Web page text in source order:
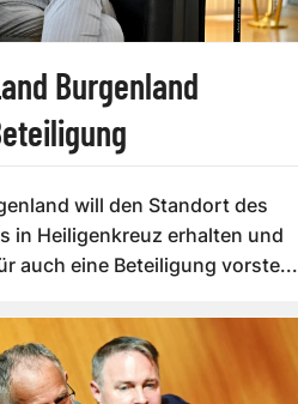
Burgenland
will den Standort des
in Heiligenkreuz erhalten und
auch eine Beteiligung vorste...